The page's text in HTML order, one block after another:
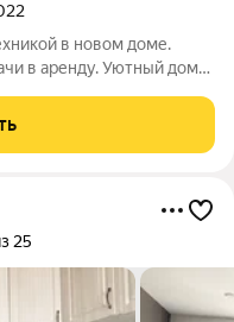
в новом доме.
в аренду. Уютный дом
Нужно просто занести
25